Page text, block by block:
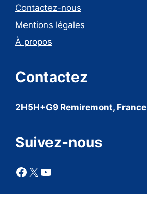
Contactez-nous
Mentions légales
À propos
Contactez
2H5H+G9 Remiremont, France
Suivez-nous
Facebook
X YouTube